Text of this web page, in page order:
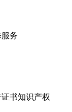
务
书知识产权